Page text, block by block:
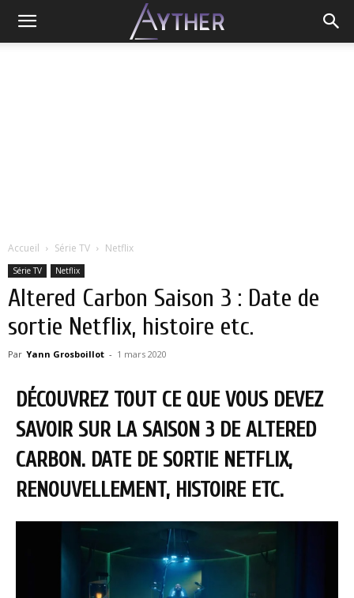
Accueil Série TV Netflix
Série TV Netflix
Altered Carbon Saison 3 : Date de
sortie Netflix, histoire etc.
Par Yann Grosboillot - 1 mars 2020
DÉCOUVREZ TOUT CE QUE VOUS DEVEZ
SAVOIR SUR LA SAISON 3 DE ALTERED
CARBON. DATE DE SORTIE NETFLIX,
RENOUVELLEMENT, HISTOIRE ETC.